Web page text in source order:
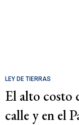
LEY DE TIERRAS
El alto costo
calle y en el